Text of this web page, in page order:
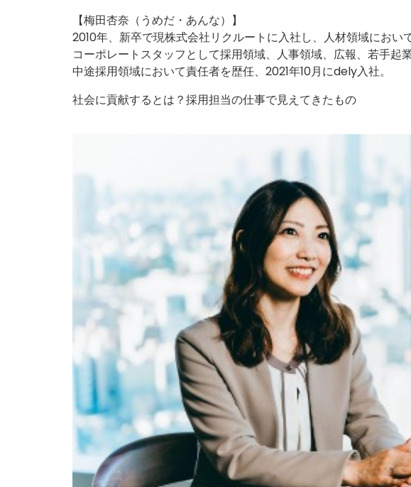
【梅田杏奈（うめだ・あんな）】
2010年、新卒で現株式会社リクルートに入社し、人材領域におい
コーポレートスタッフとして採用領域、人事領域、広報、若手起
中途採用領域において責任者を歴任、2021年10月にdely入社。
社会に貢献するとは？採用担当の仕事で見えてきたもの